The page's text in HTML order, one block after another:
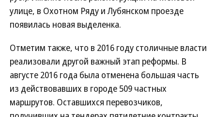
улице, в Охотном Ряду и Лубянском проезде
появилась новая выделенка.
Отметим также, что в 2016 году столичные власти
реализовали другой важный этап реформы. В
августе 2016 года была отменена большая часть
из действовавших в городе 509 частных
маршрутов. Оставшихся перевозчиков,